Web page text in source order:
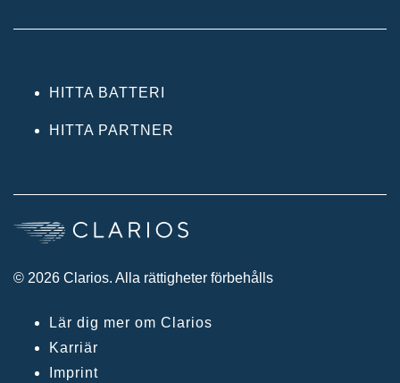
HITTA BATTERI
HITTA PARTNER
© 2026 Clarios. Alla rättigheter förbehålls
Lär dig mer om Clarios
Karriär
Imprint